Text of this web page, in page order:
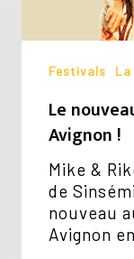
Festivals
Le
Avignon !
Mike &
de
nouveau
Avignon